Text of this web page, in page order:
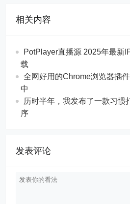
相关内容
PotPlayer直播源 2025年最新
载
全网好用的Chrome浏览器插
中
历时半年，我发布了一款习惯
序
发表评论